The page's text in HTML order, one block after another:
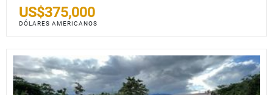
US$375,000
DÓLARES AMERICANOS